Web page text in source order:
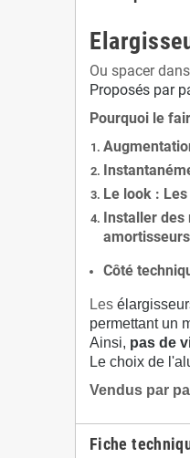
Ou spacer
Proposés par
Pourquoi le
Le look :
Installer des
Côté
Les
permettant un
Ainsi, pas de
Le choix de
Vendus par
Fiche